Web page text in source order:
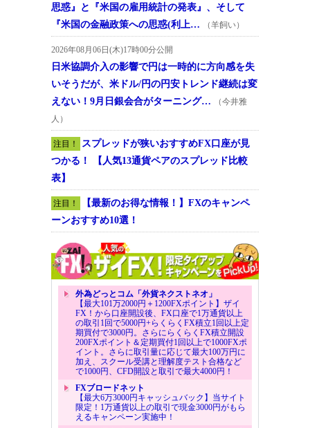
思惑』と『米国の雇用統計の発表』、そして
『米国の金融政策への思惑(利上…
（羊飼い）
2026年08月06日(木)17時00分公開
日米協調介入の影響で円は一時的に方向感を失
いそうだが、米ドル/円の円安トレンド継続は変
えない！9月日銀会合がターニング…
（今井雅
人）
注目！
スプレッドが狭いおすすめFX口座が見
つかる！ 【人気13通貨ペアのスプレッド比較
表】
注目！
【最新のお得な情報！】FXのキャンペ
ーンおすすめ10選！
外為どっとコム「外貨ネクストネオ」
【最大101万2000円＋1200FXポイント】ザイ
FX！から口座開設後、FX口座で1万通貨以上
の取引1回で5000円+らくらくFX積立1回以上定
期買付で3000円。さらにらくらくFX積立開設
200FXポイント＆定期買付1回以上で1000FXポ
イント。さらに取引量に応じて最大100万円に
加え、スクール受講と理解度テスト合格など
で1000円、CFD開設と取引で最大4000円！
FXブロードネット
【最大6万3000円キャッシュバック】当サイト
限定！1万通貨以上の取引で現金3000円がもら
えるキャンペーン実施中！